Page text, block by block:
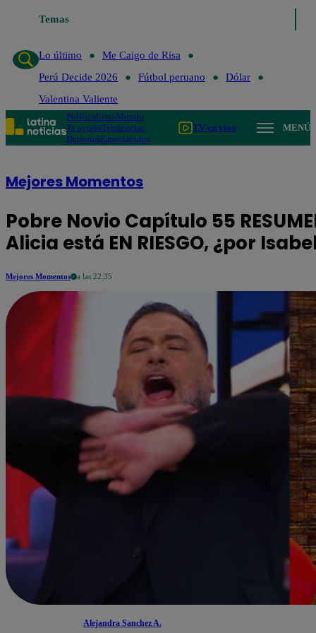
Temas
Lo último
Lo último
Me Caigo de Risa
Perú Decide 2026
Fútbol peruano
Dólar
Valentina Valiente
PolíticaLimaMundo
Te ayudoTendencias
DeportesEspectáculos
TV en vivo MENÚ
Mejores Momentos
Pobre Novio Capítulo 55
Alicia está EN RIESGO, ¿por
Mejores Momentos a las 22:35
Alejandra Sanchez A.